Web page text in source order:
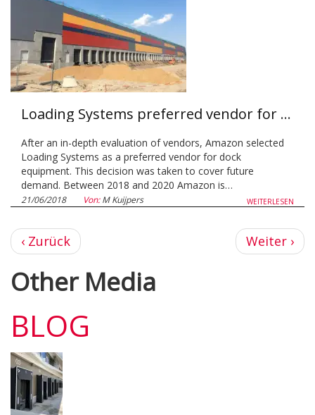
Loading Systems preferred vendor for Amazon
After an in-depth evaluation of vendors, Amazon selected
Loading Systems as a preferred vendor for dock
equipment. This decision was taken to cover future
demand. Between 2018 and 2020 Amazon is…
WEITERLESEN
21/06/2018 Von:M Kuijpers
Vorherige
Seite
‹ Zurück
Nächste
Seite
Weiter ›
Other Media
BLOG